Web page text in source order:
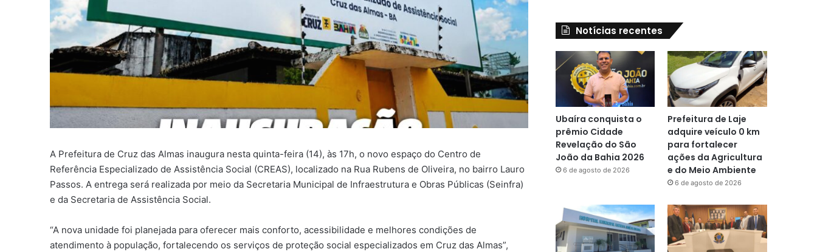
A Prefeitura de Cruz das Almas inaugura nesta quinta-feira (14), às 17h, o novo espaço do Centro de
Referência Especializado de Assistência Social (CREAS), localizado na Rua Rubens de Oliveira, no bairro Lauro
Passos. A entrega será realizada por meio da Secretaria Municipal de Infraestrutura e Obras Públicas (Seinfra)
e da Secretaria de Assistência Social.
“A nova unidade foi planejada para oferecer mais conforto, acessibilidade e melhores condições de
atendimento à população, fortalecendo os serviços de proteção social especializados em Cruz das Almas”,
Notícias recentes
Ubaíra conquista o
prêmio Cidade
Revelação do São
João da Bahia 2026
6 de agosto de 2026
Prefeitura de Laje
adquire veículo 0 km
para fortalecer
ações da Agricultura
e do Meio Ambiente
6 de agosto de 2026